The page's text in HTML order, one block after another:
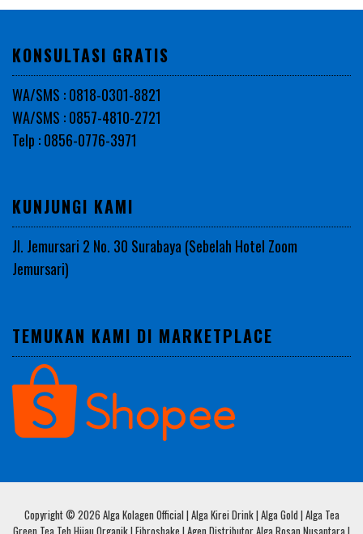
KONSULTASI GRATIS
WA/SMS : 0818-0301-8821
WA/SMS : 0857-4810-2721
Telp : 0856-0776-3971
KUNJUNGI KAMI
Jl. Jemursari 2 No. 30 Surabaya (Sebelah Hotel Zoom
Jemursari)
TEMUKAN KAMI DI MARKETPLACE
Copyright © 2026 Alga Kolagen Official | Alga Kirei Drink | Alga Gold | Alga Tea
Green Tea Teh Hijau Organik | Fibroshake | Agen Distributor Alga Rosan Nusantara |